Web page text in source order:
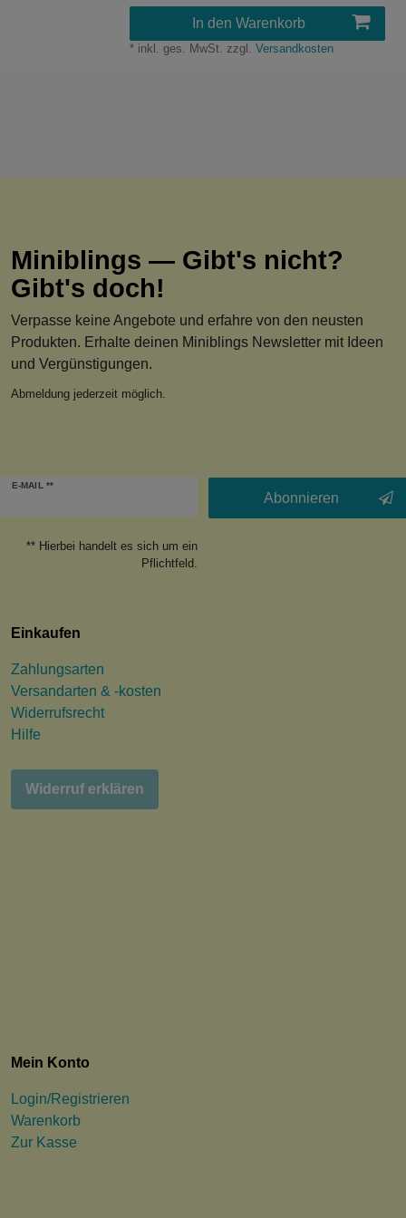
In den Warenkorb
* inkl. ges. MwSt. zzgl. Versandkosten
Miniblings — Gibt's nicht?
Gibt's doch!
Verpasse keine Angebote und erfahre von den neusten
Produkten. Erhalte deinen Miniblings Newsletter mit Ideen
und Vergünstigungen.
Abmeldung jederzeit möglich.
E-MAIL **
Abonnieren
** Hierbei handelt es sich um ein
Pflichtfeld.
Einkaufen
Zahlungsarten
Versandarten & -kosten
Widerrufsrecht
Hilfe
Widerruf erklären
Mein Konto
Login/Registrieren
Warenkorb
Zur Kasse